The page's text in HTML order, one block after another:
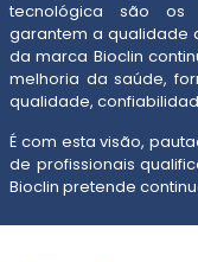
tecnológica são os
garantem a qualidade
da marca Bioclin
melhoria da saúde,
qualidade,
É com esta visão,
de profissionais
Bioclin pretende